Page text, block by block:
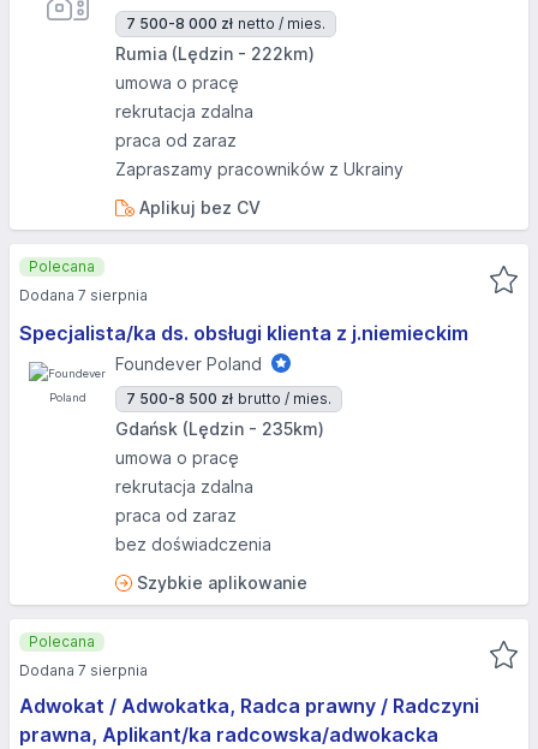
7 500-8 000 zł netto / mies.
Rumia (Lędzin - 222km)
umowa o pracę
rekrutacja zdalna
praca od zaraz
Zapraszamy pracowników z Ukrainy
Aplikuj bez CV
Specjalista/ka ds. obsługi klienta z j.niemieckim
Foundever Poland
7 500-8 500 zł brutto / mies.
Gdańsk (Lędzin - 235km)
umowa o pracę
rekrutacja zdalna
praca od zaraz
bez doświadczenia
Szybkie aplikowanie
Polecana
Dodana 7 sierpnia
Adwokat / Adwokatka, Radca prawny / Radczyni
prawna, Aplikant/ka radcowska/adwokacka
Polecana
Dodana 7 sierpnia